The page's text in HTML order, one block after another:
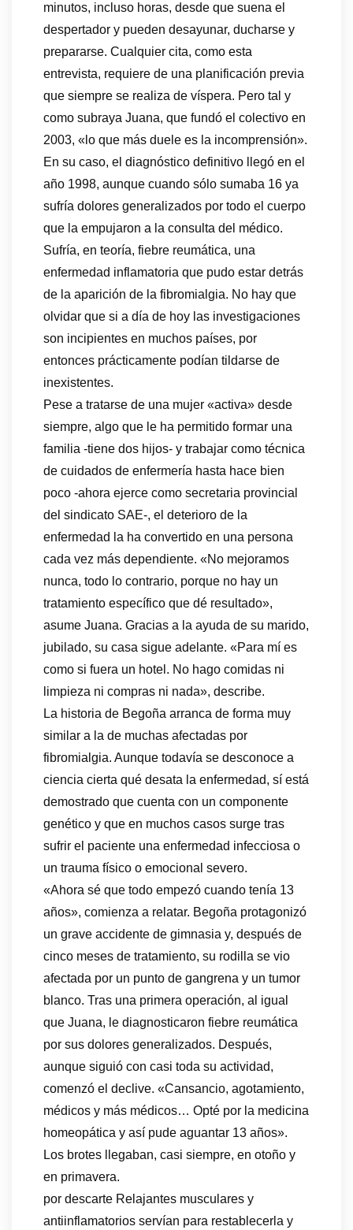
minutos, incluso horas, desde que suena el
despertador y pueden desayunar, ducharse y
prepararse. Cualquier cita, como esta
entrevista, requiere de una planificación previa
que siempre se realiza de víspera. Pero tal y
como subraya Juana, que fundó el colectivo en
2003, «lo que más duele es la incomprensión».
En su caso, el diagnóstico definitivo llegó en el
año 1998, aunque cuando sólo sumaba 16 ya
sufría dolores generalizados por todo el cuerpo
que la empujaron a la consulta del médico.
Sufría, en teoría, fiebre reumática, una
enfermedad inflamatoria que pudo estar detrás
de la aparición de la fibromialgia. No hay que
olvidar que si a día de hoy las investigaciones
son incipientes en muchos países, por
entonces prácticamente podían tildarse de
inexistentes.
Pese a tratarse de una mujer «activa» desde
siempre, algo que le ha permitido formar una
familia -tiene dos hijos- y trabajar como técnica
de cuidados de enfermería hasta hace bien
poco -ahora ejerce como secretaria provincial
del sindicato SAE-, el deterioro de la
enfermedad la ha convertido en una persona
cada vez más dependiente. «No mejoramos
nunca, todo lo contrario, porque no hay un
tratamiento específico que dé resultado»,
asume Juana. Gracias a la ayuda de su marido,
jubilado, su casa sigue adelante. «Para mí es
como si fuera un hotel. No hago comidas ni
limpieza ni compras ni nada», describe.
La historia de Begoña arranca de forma muy
similar a la de muchas afectadas por
fibromialgia. Aunque todavía se desconoce a
ciencia cierta qué desata la enfermedad, sí está
demostrado que cuenta con un componente
genético y que en muchos casos surge tras
sufrir el paciente una enfermedad infecciosa o
un trauma físico o emocional severo.
«Ahora sé que todo empezó cuando tenía 13
años», comienza a relatar. Begoña protagonizó
un grave accidente de gimnasia y, después de
cinco meses de tratamiento, su rodilla se vio
afectada por un punto de gangrena y un tumor
blanco. Tras una primera operación, al igual
que Juana, le diagnosticaron fiebre reumática
por sus dolores generalizados. Después,
aunque siguió con casi toda su actividad,
comenzó el declive. «Cansancio, agotamiento,
médicos y más médicos… Opté por la medicina
homeopática y así pude aguantar 13 años».
Los brotes llegaban, casi siempre, en otoño y
en primavera.
por descarte Relajantes musculares y
antiinflamatorios servían para restablecerla y